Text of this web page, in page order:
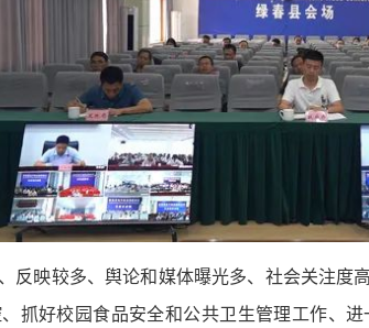
反映较多、舆论和媒体曝光多、社会关注
抓好校园食品安全和公共卫生管理工作、